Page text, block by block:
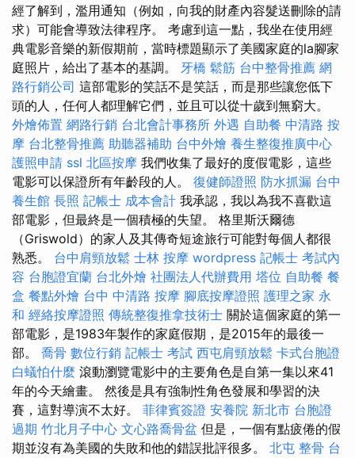
經了解到，濫用通知（例如，向我的財產內容髮送刪除的請
求）可能會導致法律程序。 考慮到這一點，我坐在使用經
典電影音樂的新假期前，當時標題顯示了美國家庭的la腳家
庭照片，給出了基本的基調。 牙橋 鬆筋 台中整骨推薦 網
路行銷公司 這部電影的笑話不是笑話，而是那些讓您低下
頭的人，任何人都理解它們，並且可以從十歲到無窮大。
外燴佈置 網路行銷 台北會計事務所 外遇 自助餐 中清路 按
摩 台北整骨推薦 助聽器補助 台中外燴 養生整復推廣中心
護照申請 ssl 北區按摩 我們收集了最好的度假電影，這些
電影可以保證所有年齡段的人。 復健師證照 防水抓漏 台中
養生館 長照 記帳士 成本會計 我承認，我以為我不喜歡這
部電影，但最終是一個積極的失望。 格里斯沃爾德
（Griswold）的家人及其傳奇短途旅行可能對每個人都很
熟悉。 台中肩頸放鬆 士林 按摩 wordpress 記帳士 考試內
容 台胞證宜蘭 台北外燴 社團法人代辦費用 塔位 自助餐 餐
盒 餐點外燴 台中 中清路 按摩 腳底按摩證照 護理之家 永
和 經絡按摩證照 傳統整復推拿技術士 關於這個家庭的第一
部電影，是1983年製作的家庭假期，是2015年的最後一
部。 喬骨 數位行銷 記帳士 考試 西屯肩頸放鬆 卡式台胞證
白蟻怕什麼 滾動瀏覽電影中的主要角色是自第一集以來41
年的今天繪畫。 然後是具有強制性角色發展和學習的決
賽，這對導演不太好。 菲律賓簽證 安養院 新北市 台胞證
過期 竹北月子中心 文心路喬骨盆 但是，一個有點疲倦的假
期並沒有為美國的失敗和他的錯誤批評很多。 北屯 整骨 台